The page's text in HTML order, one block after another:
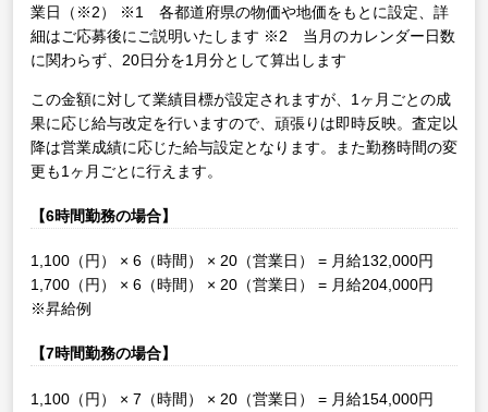
業日（※2）
※1 各都道府県の物価や地価をもとに設定、詳
細はご応募後にご説明いたします ※2 当月のカレンダー日数
に関わらず、20日分を1月分として算出します
この金額に対して業績目標が設定されますが、1ヶ月ごとの成
果に応じ給与改定を行いますので、頑張りは即時反映。査定以
降は営業成績に応じた給与設定となります。また勤務時間の変
更も1ヶ月ごとに行えます。
【6時間勤務の場合】
1,100（円） × 6（時間） × 20（営業日） = 月給132,000円
1,700（円） × 6（時間） × 20（営業日） = 月給204,000円
※昇給例
【7時間勤務の場合】
1,100（円） × 7（時間） × 20（営業日） = 月給154,000円